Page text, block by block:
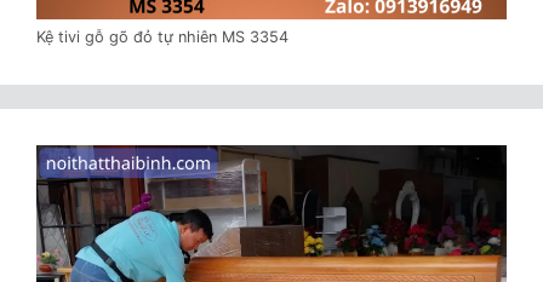
Kệ tivi gỗ gõ đỏ tự nhiên MS 3354